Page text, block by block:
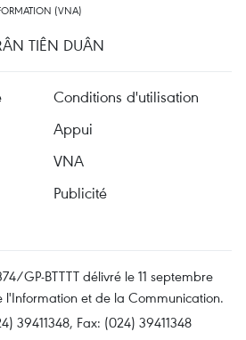
(VNA)
TIÊN DUÂN
Conditions d'utilisation
Appui
VNA
Publicité
GP-BTTTT délivré le 11 septembre
et de la Communication.
39411348, Fax: (024) 39411348